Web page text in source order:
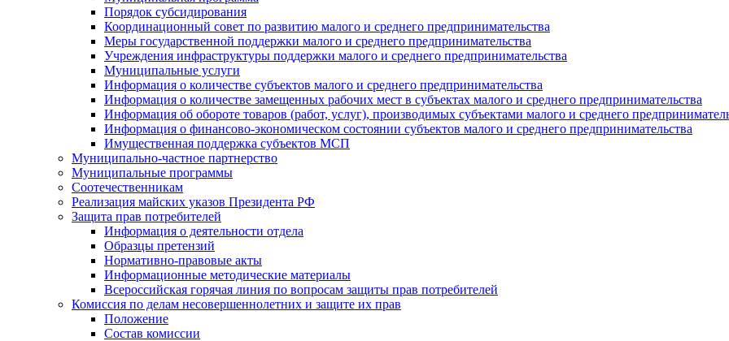
Порядок субсидирования
Координационный совет по развитию малого и среднего предпринимательства
Меры государственной поддержки малого и среднего предпринимательства
Учреждения инфраструктуры поддержки малого и среднего предпринимательства
Муниципальные услуги
Информация о количестве субъектов малого и среднего предпринимательства
Информация о количестве замещенных рабочих мест в субъектах малого и среднего предпринимательства
Информация об обороте товаров (работ, услуг), производимых субъектами малого и среднего
Информация о финансово-экономическом состоянии субъектов малого и среднего предпринимательства
Имущественная поддержка субъектов МСП
Муниципально-частное партнерство
Муниципальные программы
Соотечественникам
Реализация майских указов Президента РФ
Защита прав потребителей
Информация о деятельности отдела
Образцы претензий
Нормативно-правовые акты
Информационные методические материалы
Всероссийская горячая линия по вопросам защиты прав потребителей
Комиссия по делам несовершеннолетних и защите их прав
Положение
Состав комиссии